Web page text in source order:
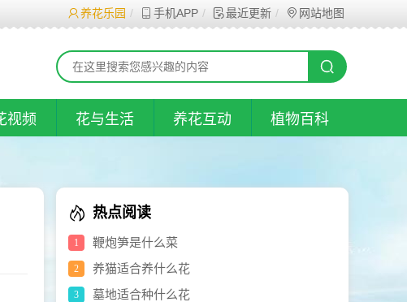
养花乐园 手机APP 最近更新 网站地图
视频 花与生活 养花互动 植物百科
热点阅读
1 鞭炮笋是什么菜
2 养猫适合养什么花
3 墓地适合种什么花